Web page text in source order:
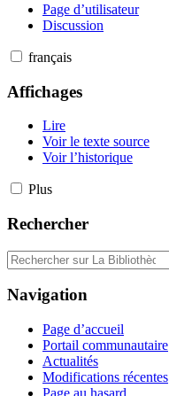
Page d’utilisateur
Discussion
français
Affichages
Lire
Voir le texte source
Voir l’historique
Plus
Rechercher
Navigation
Page d’accueil
Portail communautaire
Actualités
Modifications récentes